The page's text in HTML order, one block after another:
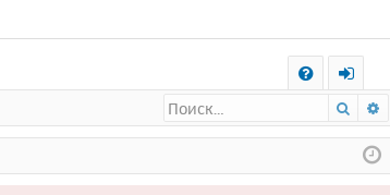
Q
х
о
д
Поиск